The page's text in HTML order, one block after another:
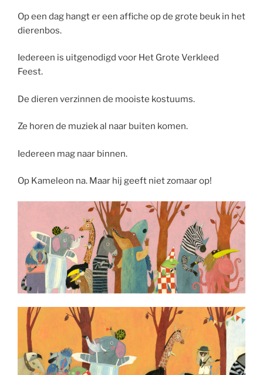
Op een dag hangt er een affiche op de grote beuk in het
dierenbos.
Iedereen is uitgenodigd voor Het Grote Verkleed
Feest.
De dieren verzinnen de mooiste kostuums.
Ze horen de muziek al naar buiten komen.
Iedereen mag naar binnen.
Op Kameleon na. Maar hij geeft niet zomaar op!